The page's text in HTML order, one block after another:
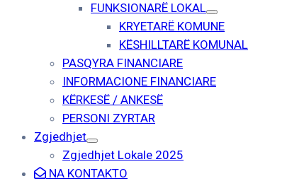
FUNKSIONARË LOKAL
KRYETARË KOMUNE
KËSHILLTARË KOMUNAL
PASQYRA FINANCIARE
INFORMACIONE FINANCIARE
KËRKESË / ANKESË
PERSONI ZYRTAR
Zgjedhjet
Zgjedhjet Lokale 2025
NA KONTAKTO